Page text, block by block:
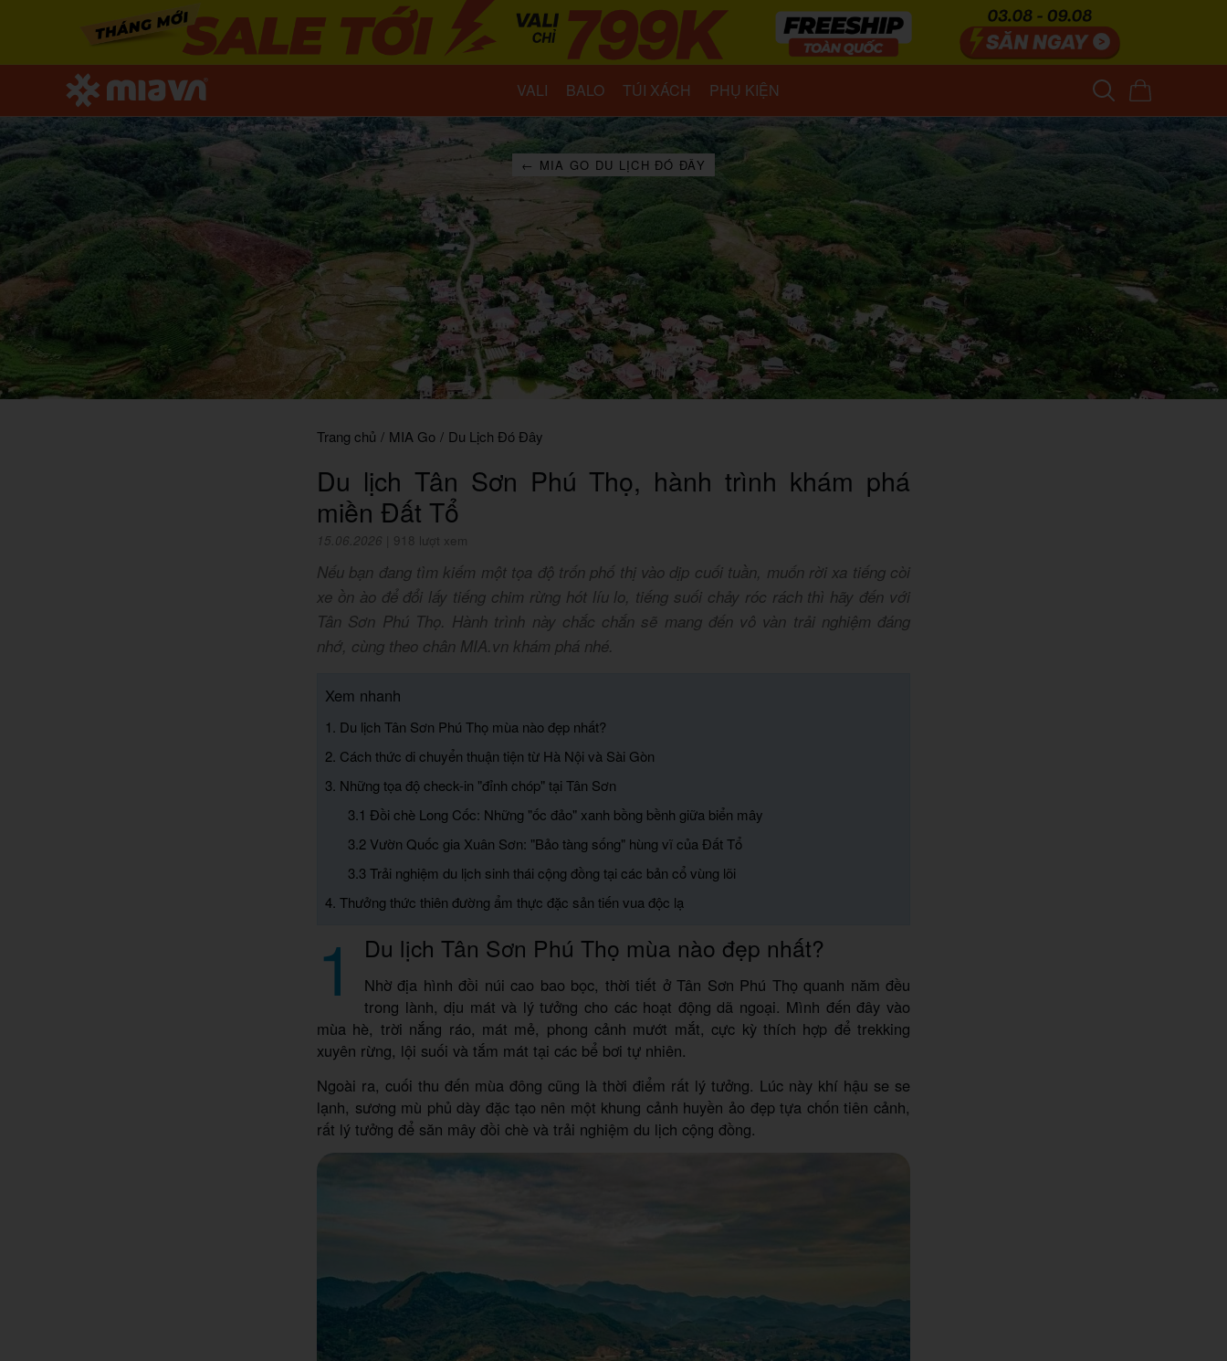
VALI BALO TÚI XÁCH PHỤ KIỆN
← MIA GO DU LỊCH ĐÓ ĐÂY
Trang chủ / MIA Go / Du Lịch Đó Đây
Du lịch Tân Sơn Phú Thọ, hành trình khám phá
miền Đất Tổ
15.06.2026 918 lượt xem
Nếu bạn đang tìm kiếm một tọa độ trốn phố thị vào dịp cuối tuần, muốn rời xa tiếng còi
xe ồn ào để đổi lấy tiếng chim rừng hót líu lo, tiếng suối chảy róc rách thì hãy đến với
Tân Sơn Phú Thọ. Hành trình này chắc chắn sẽ mang đến vô vàn trải nghiệm đáng
nhớ, cùng theo chân MIA.vn khám phá nhé.
Xem nhanh
1. Du lịch Tân Sơn Phú Thọ mùa nào đẹp nhất?
2. Cách thức di chuyển thuận tiện từ Hà Nội và Sài Gòn
3. Những tọa độ check-in "đỉnh chóp" tại Tân Sơn
3.1 Đồi chè Long Cốc: Những "ốc đảo" xanh bồng bềnh giữa biển mây
3.2 Vườn Quốc gia Xuân Sơn: "Bảo tàng sống" hùng vĩ của Đất Tổ
3.3 Trải nghiệm du lịch sinh thái cộng đồng tại các bản cổ vùng lõi
4. Thưởng thức thiên đường ẩm thực đặc sản tiến vua độc lạ
1 Du lịch Tân Sơn Phú Thọ mùa nào đẹp nhất?
Nhờ địa hình đồi núi cao bao bọc, thời tiết ở Tân Sơn Phú Thọ quanh năm đều
trong lành, dịu mát và lý tưởng cho các hoạt động dã ngoại. Mình đến đây vào
mùa hè, trời nắng ráo, mát mẻ, phong cảnh mướt mắt, cực kỳ thích hợp để trekking
xuyên rừng, lội suối và tắm mát tại các bể bơi tự nhiên.
Ngoài ra, cuối thu đến mùa đông cũng là thời điểm rất lý tưởng. Lúc này khí hậu se se
lạnh, sương mù phủ dày đặc tạo nên một khung cảnh huyền ảo đẹp tựa chốn tiên cảnh,
rất lý tưởng để săn mây đồi chè và trải nghiệm du lịch cộng đồng.